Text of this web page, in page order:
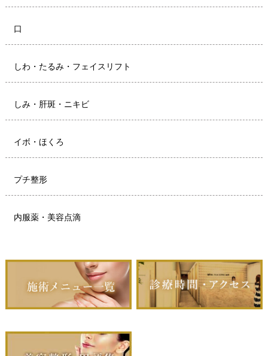
口
しわ・たるみ・フェイスリフト
しみ・肝斑・ニキビ
イボ・ほくろ
プチ整形
内服薬・美容点滴